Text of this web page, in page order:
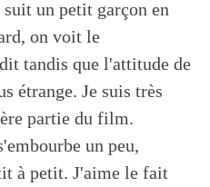
un petit garçon en
on voit le
tandis que l'attitude de
étrange. Je suis très
partie du film.
un peu,
à petit. J'aime le fait